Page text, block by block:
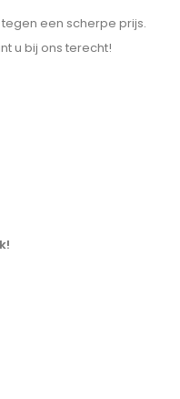
een scherpe prijs.
u bij ons terecht!